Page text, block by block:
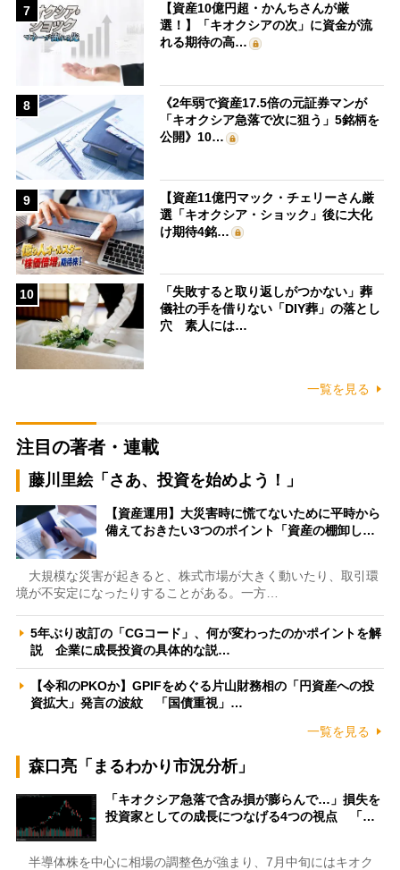
7
【資産10億円超・かんちさんが厳
選！】「キオクシアの次」に資金が流
れる期待の高…
8
《2年弱で資産17.5倍の元証券マンが
「キオクシア急落で次に狙う」5銘柄を
公開》10…
9
【資産11億円マック・チェリーさん厳
選「キオクシア・ショック」後に大化
け期待4銘…
10
「失敗すると取り返しがつかない」葬
儀社の手を借りない「DIY葬」の落とし
穴 素人には…
一覧を見る
注目の著者・連載
藤川里絵「さあ、投資を始めよう！」
【資産運用】大災害時に慌てないために平時から
備えておきたい3つのポイント「資産の棚卸し…
大規模な災害が起きると、株式市場が大きく動いたり、取引環
境が不安定になったりすることがある。一方…
5年ぶり改訂の「CGコード」、何が変わったのかポイントを解
説 企業に成長投資の具体的な説…
【令和のPKOか】GPIFをめぐる片山財務相の「円資産への投
資拡大」発言の波紋 「国債重視」…
一覧を見る
森口亮「まるわかり市況分析」
「キオクシア急落で含み損が膨らんで…」損失を
投資家としての成長につなげる4つの視点 「…
半導体株を中心に相場の調整色が強まり、7月中旬にはキオク